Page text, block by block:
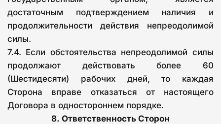
достаточным подтверждением наличия и
продолжительности действия непреодолимой
силы.
7.4. Если обстоятельства непреодолимой силы
продолжают действовать более 60
(Шестидесяти) рабочих дней, то каждая
Сторона вправе отказаться от настоящего
Договора в одностороннем порядке.
8. Ответственность Сторон